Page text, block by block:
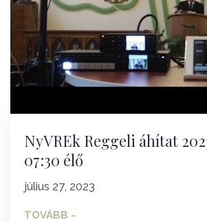
NyVREk Reggeli áhítat
07:30 élő
július 27, 2023
TOVÁBB -